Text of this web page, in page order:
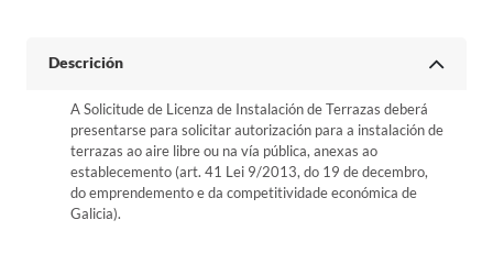
Descrición
A Solicitude de Licenza de Instalación de Terrazas deberá
presentarse para solicitar autorización para a instalación de
terrazas ao aire libre ou na vía pública, anexas ao
establecemento (art. 41 Lei 9/2013, do 19 de decembro,
do emprendemento e da competitividade económica de
Galicia).